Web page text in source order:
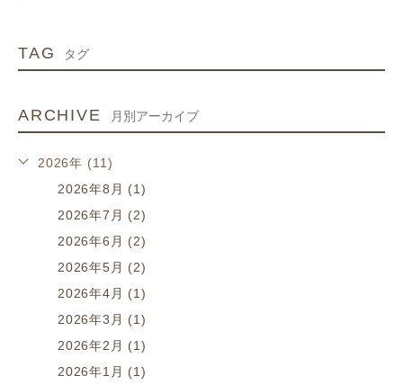
TAG タグ
ARCHIVE 月別アーカイブ
2026年 (11)
2026年8月 (1)
2026年7月 (2)
2026年6月 (2)
2026年5月 (2)
2026年4月 (1)
2026年3月 (1)
2026年2月 (1)
2026年1月 (1)